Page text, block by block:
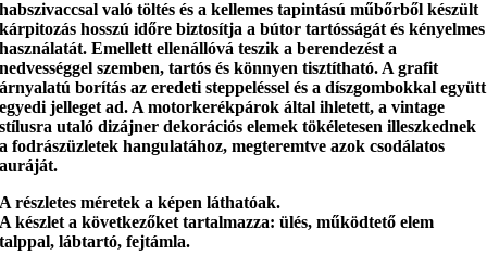
habszivaccsal való töltés és akellemes tapintású műbőrből készült
kárpitozás hosszú időre biztosítja a bútor tartósságát és kényelmes
használatát. Emellettellenállóvá teszik a berendezést a
nedvességgel szemben, tartós és könnyen tisztítható. A grafit
árnyalatú borítás az eredeti steppeléssel és a díszgombokkal együtt
egyedi jelleget ad. A motorkerékpárok által ihletett,a vintage
stílusra utaló dizájner dekorációs elemek tökéletesen illeszkednek
a fodrászüzletek hangulatához, megteremtve azok csodálatos
auráját.
A részletes méretek a képen láthatóak.
A készlet a következőket tartalmazza: ülés, működtető elem
talppal, lábtartó, fejtámla.